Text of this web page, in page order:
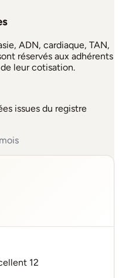
ADN, cardiaque, TAN,
réservés aux adhérents
leur cotisation.
issues du registre
12